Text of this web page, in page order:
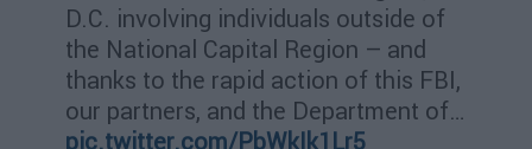
D.C. involving individuals outside of
the National Capital Region – and
thanks to the rapid action of this FBI,
our partners, and the Department of…
pic.twitter.com/PbWkIk1Lr5